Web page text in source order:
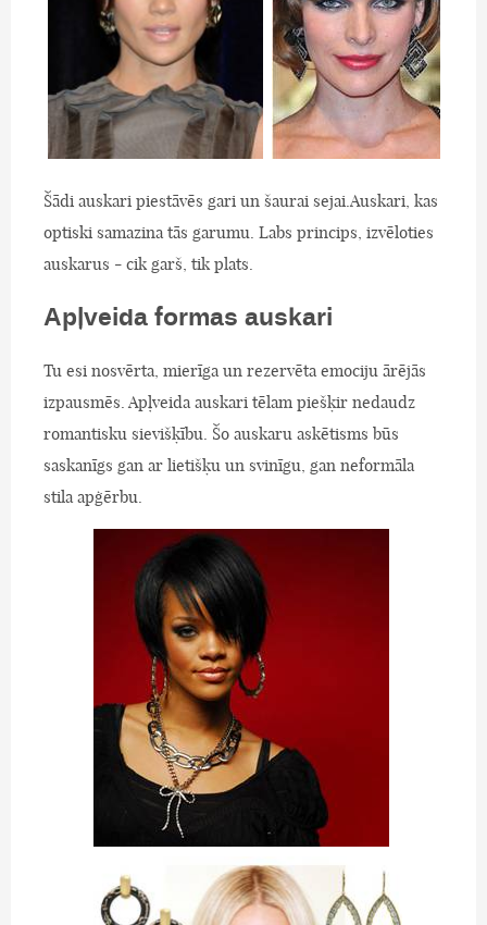
Šādi auskari piestāvēs gari un šaurai sejai.Auskari, kas
optiski samazina tās garumu. Labs princips, izvēloties
auskarus - cik garš, tik plats.
Apļveida formas auskari
Tu esi nosvērta, mierīga un rezervēta emociju ārējās
izpausmēs. Apļveida auskari tēlam piešķir nedaudz
romantisku sievišķību. Šo auskaru askētisms būs
saskanīgs gan ar lietišķu un svinīgu, gan neformāla
stila apģērbu.